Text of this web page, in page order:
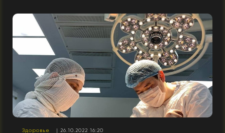
Здоровье | 26.10.2022 16:20